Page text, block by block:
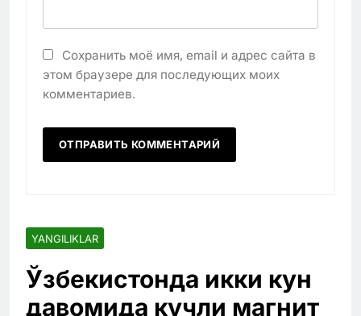
Сохранить моё имя, email и адрес сайта в
этом браузере для последующих моих
комментариев.
YANGILIKLAR
Ўзбекистонда икки кун
давомида кучли магнит